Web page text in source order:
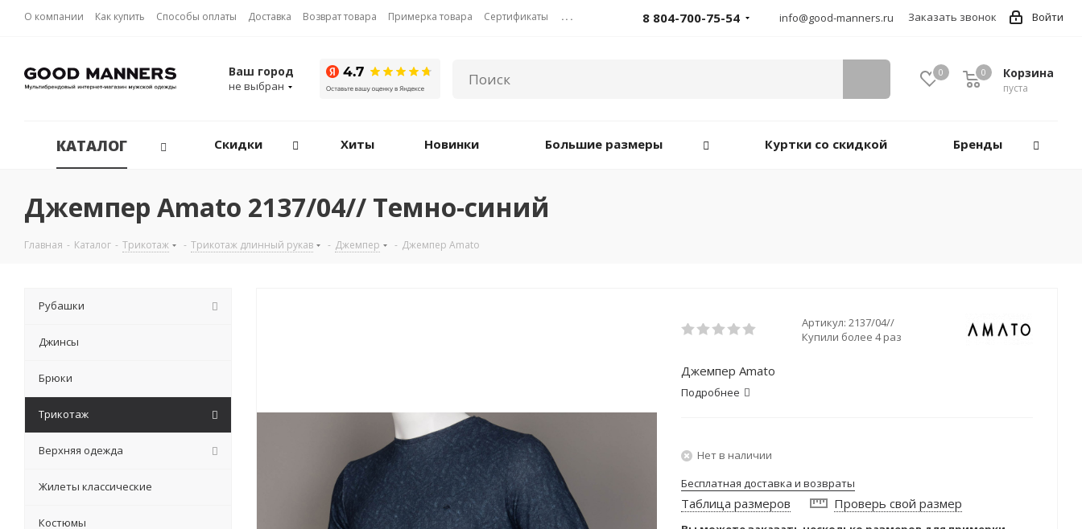
О компании Как купить Способы оплаты Доставка Возврат товара Примерка товара Сертификаты ... Войти
8 804-700-75-54 info@good-manners.ru Заказать звонок
Ваш город
не выбран
0 Корзина
пуста
0
КАТАЛОГ Скидки Хиты Новинки Большие размеры Куртки со скидкой Бренды
Джемпер Amato 2137/04// Темно-синий
Главная - Каталог - Трикотаж - Трикотаж длинный рукав - Джемпер - Джемпер Amato
Артикул: 2137/04//
Купили более 4 раз
Джемпер Amato
Подробнее
Нет в наличии
Бесплатная доставка и возвраты
Таблица размеров Проверь свой размер
Рубашки
Джинсы
Брюки
Трикотаж
Верхняя одежда
Жилеты классические
Костюмы